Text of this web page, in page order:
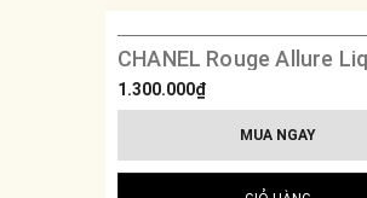
1.300.000₫
MUA NGAY